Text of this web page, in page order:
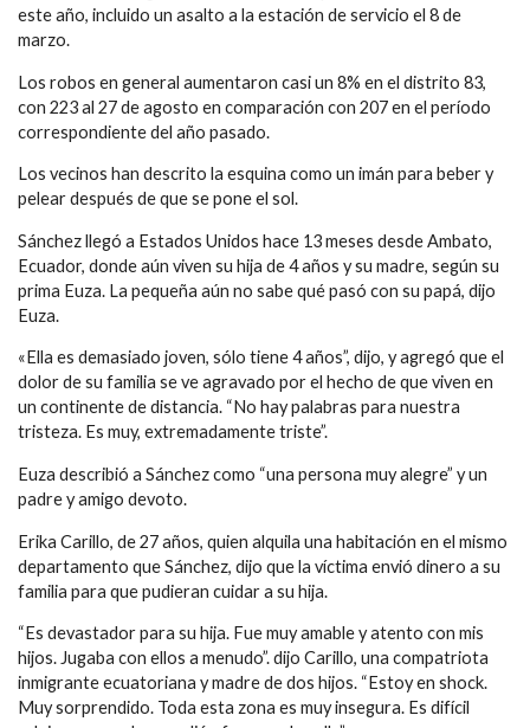
este año, incluido un asalto a la estación de servicio el 8 de
marzo.
Los robos en general aumentaron casi un 8% en el distrito 83,
con 223 al 27 de agosto en comparación con 207 en el período
correspondiente del año pasado.
Los vecinos han descrito la esquina como un imán para beber y
pelear después de que se pone el sol.
Sánchez llegó a Estados Unidos hace 13 meses desde Ambato,
Ecuador, donde aún viven su hija de 4 años y su madre, según su
prima Euza. La pequeña aún no sabe qué pasó con su papá, dijo
Euza.
«Ella es demasiado joven, sólo tiene 4 años”, dijo, y agregó que el
dolor de su familia se ve agravado por el hecho de que viven en
un continente de distancia. “No hay palabras para nuestra
tristeza. Es muy, extremadamente triste”.
Euza describió a Sánchez como “una persona muy alegre” y un
padre y amigo devoto.
Erika Carillo, de 27 años, quien alquila una habitación en el mismo
departamento que Sánchez, dijo que la víctima envió dinero a su
familia para que pudieran cuidar a su hija.
“Es devastador para su hija. Fue muy amable y atento con mis
hijos. Jugaba con ellos a menudo”. dijo Carillo, una compatriota
inmigrante ecuatoriana y madre de dos hijos. “Estoy en shock.
Muy sorprendido. Toda esta zona es muy insegura. Es difícil